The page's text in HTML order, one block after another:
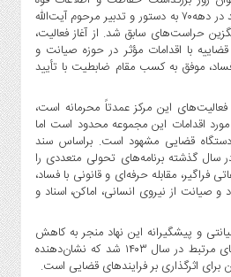
قضاییه گفت: این نهاد ارزشمند در دهه۷۰ به دستور و تدبیر مرحوم آیت‌الله
حراست‌های سابق شد. از آغاز فعالیت،
با اقدامات مؤثر در حوزه صیانت و
موفق به کسب مقام ضابطیت با تأیید
فعالیت‌های این مرکز عمدتاً محرمانه است،
اقدامات این مجموعه محدود است اما
قضایی مشهود است. براساس سند
سال گذشته برنامه‌های تحولی متعددی را
فراگیر، مقابله حرفه‌ای و قانونی با فساد،
صیانت از نیروی انسانی، اماکن، اسناد و
و پیشگیرانه این نهاد منجر به کاهش
۴.۵ درصدی تشکیل پرونده‌های مرتبط در سال ۱۴۰۳ شد که نشان‌دهنده
اثرگذاری بر فرایندهای قضایی است.